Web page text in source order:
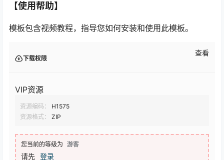
【使用帮助】
模板包含视频教程，指导您如何安装和使用此模板。
下载权限
查看
VIP资源
资源编码：
H1575
资源格式：
ZIP
您当前的等级为 游客
请先 登录